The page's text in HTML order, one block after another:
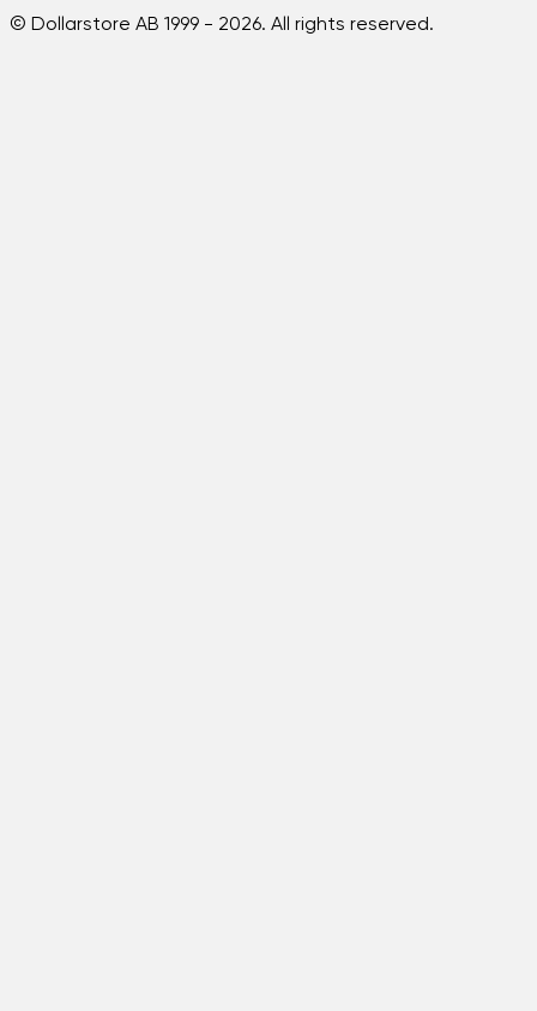
© Dollarstore AB 1999 - 2026. All rights reserved.